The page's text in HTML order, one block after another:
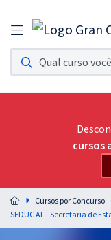
Assinatura
Acesso a todos os
Assinatura OAB
Acesso ilimitado a toda
Residências
Preparação completa e
residências em saúde do
cursos
Cursos por Concurso